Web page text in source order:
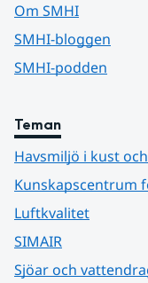
Om SMHI
SMHI-bloggen
SMHI-podden
Teman
Havsmiljö i kust
Kunskapscentrum
Luftkvalitet
SIMAIR
Sjöar och